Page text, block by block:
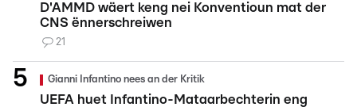
D'AMMD wäert keng nei Konventioun mat der
CNS ënnerschreiwen
21
Gianni Infantino nees an der Kritik
UEFA huet Infantino-Mataarbechterin eng